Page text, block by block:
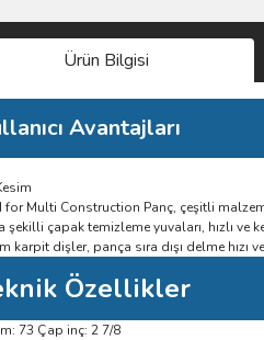
Ürün Bilgisi
Avantajları
for Multi Construction Panç, çeşitli
şekilli çapak temizleme yuvaları, hızlı
karpit dişler, pança sıra dışı delme hızı
Özellikler
73 Çap inç: 2 7/8